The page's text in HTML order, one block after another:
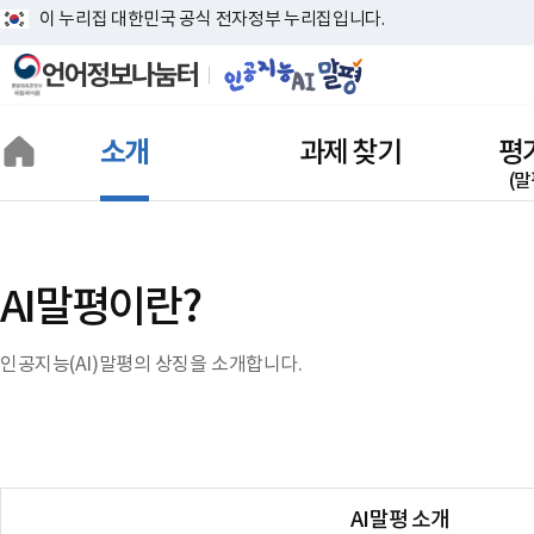
이 누리집 대한민국 공식 전자정부 누리집입니다.
소개 과제 찾기 평
(
AI말평이란?
인공지능(AI)말평의 상징을 소개합니다.
AI말평 소개